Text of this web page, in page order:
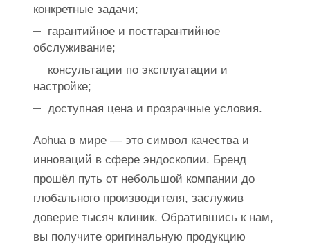
конкретные задачи;
гарантийное и постгарантийное
обслуживание;
консультации по эксплуатации и
настройке;
доступная цена и прозрачные условия.
Aohua в мире — это символ качества и
инноваций в сфере эндоскопии. Бренд
прошёл путь от небольшой компании до
глобального производителя, заслужив
доверие тысяч клиник. Обратившись к нам,
вы получите оригинальную продукцию